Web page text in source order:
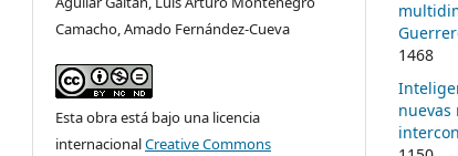
Camacho, Amado Fernández-Cueva
Esta obra está bajo una licencia
internacionalCreative Commons
1468
nuevas